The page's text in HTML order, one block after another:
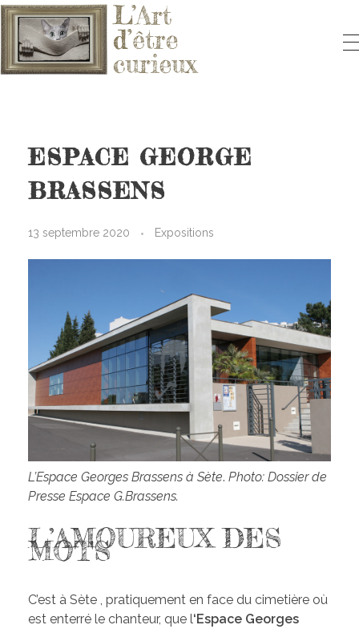
ESPACE GEORGE
BRASSENS
13 septembre 2020 Expositions
L’Espace Georges Brassens à Sète. Photo: Dossier de
Presse Espace G.Brassens.
L’AMOUREUX DES
MOTS
C’est à Sète , pratiquement en face du cimetière où
est enterré le chanteur, que l‘Espace Georges